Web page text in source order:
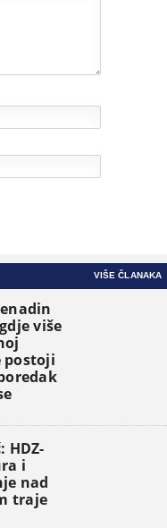
VIŠE ČLANAKA
više
postoji
kao
HDZ-
i
nad
traje